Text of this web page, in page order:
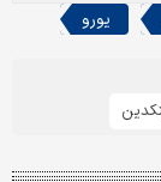
یورو